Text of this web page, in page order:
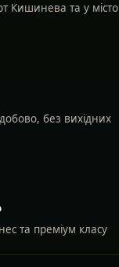
Кишинева та у місто
без вихідних
та преміум класу